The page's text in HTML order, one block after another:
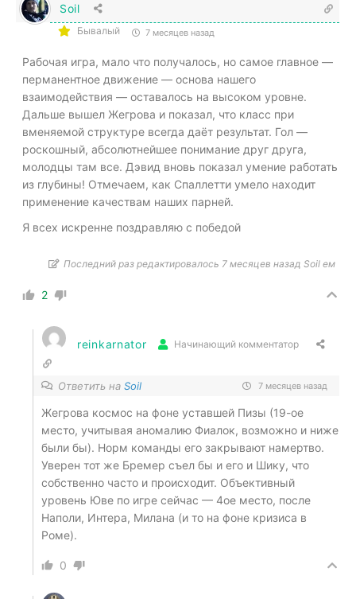
Soil
Бывалый 7 месяцев назад
Рабочая игра, мало что получалось, но самое главное —
перманентное движение — основа нашего
взаимодействия — оставалось на высоком уровне.
Дальше вышел Жегрова и показал, что класс при
вменяемой структуре всегда даёт результат. Гол —
роскошный, абсолютнейшее понимание друг друга,
молодцы там все. Дэвид вновь показал умение работать
из глубины! Отмечаем, как Спаллетти умело находит
применение качествам наших парней.
Я всех искренне поздравляю с победой
Последний раз редактировалось 7 месяцев назад Soil ем
2
reinkarnator Начинающий комментатор
Ответить на Soil 7 месяцев назад
Жегрова космос на фоне уставшей Пизы (19-ое
место, учитывая аномалию Фиалок, возможно и ниже
были бы). Норм команды его закрывают намертво.
Уверен тот же Бремер съел бы и его и Шику, что
собственно часто и происходит. Объективный
уровень Юве по игре сейчас — 4ое место, после
Наполи, Интера, Милана (и то на фоне кризиса в
Роме).
0